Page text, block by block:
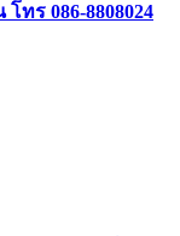
ทร 086-8808024